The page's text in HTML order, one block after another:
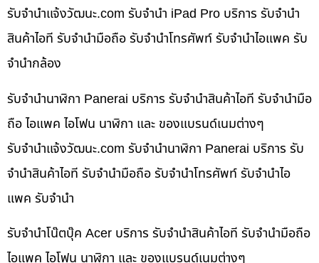
รับจํานําแจ้งวัฒนะ.com รับจำนำ iPad Pro บริการ รับจำนำ
สินค้าไอที รับจำนำมือถือ รับจำนำโทรศัพท์ รับจำนำไอแพค รับ
จำนำกล้อง
รับจำนำนาฬิกา Panerai บริการ รับจำนำสินค้าไอที รับจำนำมือ
ถือ ไอแพค ไอโฟน นาฬิกา และ ของแบรนด์เนมต่างๆ
รับจํานําแจ้งวัฒนะ.com รับจำนำนาฬิกา Panerai บริการ รับ
จำนำสินค้าไอที รับจำนำมือถือ รับจำนำโทรศัพท์ รับจำนำไอ
แพค รับจำนำ
รับจำนำโน๊ตบุ๊ค Acer บริการ รับจำนำสินค้าไอที รับจำนำมือถือ
ไอแพค ไอโฟน นาฬิกา และ ของแบรนด์เนมต่างๆ